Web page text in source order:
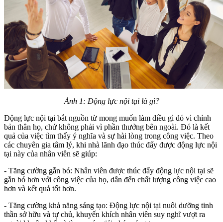
Ảnh 1: Động lực nội tại là gì?
Động lực nội tại bắt nguồn từ mong muốn làm điều gì đó vì chính
bản thân họ, chứ không phải vì phần thưởng bên ngoài. Đó là kết
quả của việc tìm thấy ý nghĩa và sự hài lòng trong công việc. Theo
các chuyên gia tâm lý, khi nhà lãnh đạo thúc đấy được động lực nội
tại này của nhân viên sẽ giúp:
- Tăng cường gắn bó: Nhân viên được thúc đẩy động lực nội tại sẽ
gắn bó hơn với công việc của họ, dẫn đến chất lượng công việc cao
hơn và kết quả tốt hơn.
- Tăng cường khả năng sáng tạo: Động lực nội tại nuôi dưỡng tinh
thần sở hữu và tự chủ, khuyến khích nhân viên suy nghĩ vượt ra